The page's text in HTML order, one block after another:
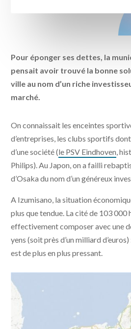
Pour éponger ses dettes, la
pensait avoir trouvé la bonne
ville au nom d’un riche
marché.
On connaissait les enceintes
d’entreprises, les clubs sportifs
d’une société (le PSV Eindhoven ,
Philips). Au Japon, on a failli
d’Osaka du nom d’un généreux
A Izumisano, la situation
plus que tendue. La cité de 103
effectivement composer avec une
yens (soit près d’un milliard
est de plus en plus pressant.